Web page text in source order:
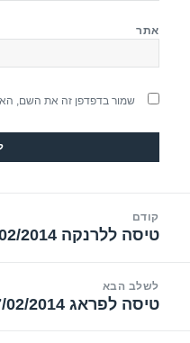
אתר
שמור בדפדפן זה את השם,
קודם
הפוסט
טיסה ללרנקה 22/02/2014 במבצע
לשלב הבא
הפוסט
טיסה לפראג 27/02/2014 בזול